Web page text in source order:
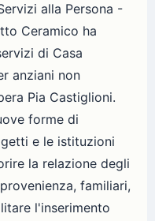
alla Persona -
Ceramico ha
di Casa
anziani non
Pia Castiglioni.
forme di
e le istituzioni
la relazione degli
familiari,
l'inserimento